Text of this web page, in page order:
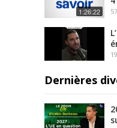
1:26:22
Dernières